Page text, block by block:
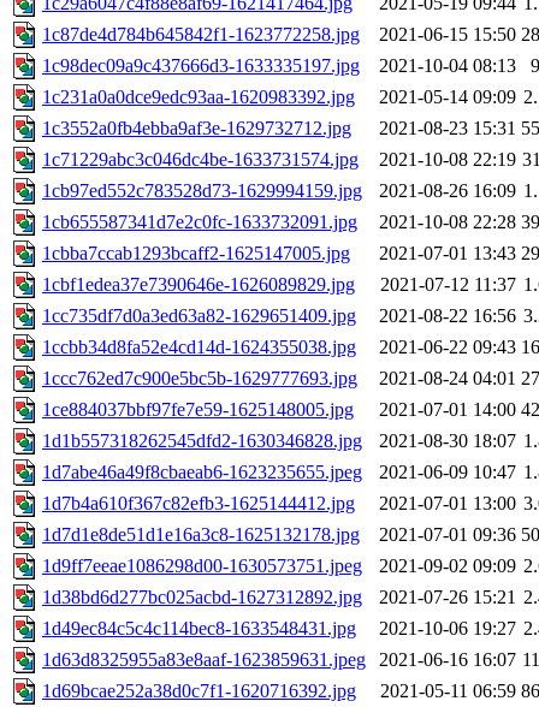
1c87de4d784b645842f1-1623772258.jpg
2021-06-15 15:50
1c98dec09a9c437666d3-1633335197.jpg
2021-10-04 08:13
1c231a0a0dce9edc93aa-1620983392.jpg
2021-05-14 09:09
1c3552a0fb4ebba9af3e-1629732712.jpg
2021-08-23 15:31
1c71229abc3c046dc4be-1633731574.jpg
2021-10-08 22:19
1cb97ed552c783528d73-1629994159.jpg
2021-08-26 16:09
1cb655587341d7e2c0fc-1633732091.jpg
2021-10-08 22:28
1cbba7ccab1293bcaff2-1625147005.jpg
2021-07-01 13:43
1cbf1edea37e7390646e-1626089829.jpg
2021-07-12 11:37
1cc735df7d0a3ed63a82-1629651409.jpg
2021-08-22 16:56
1ccbb34d8fa52e4cd14d-1624355038.jpg
2021-06-22 09:43
1ccc762ed7c900e5bc5b-1629777693.jpg
2021-08-24 04:01
1ce884037bbf97fe7e59-1625148005.jpg
2021-07-01 14:00
1d1b557318262545dfd2-1630346828.jpg
2021-08-30 18:07
1d7abe46a49f8cbaeab6-1623235655.jpeg
2021-06-09 10:47
1d7b4a610f367c82efb3-1625144412.jpg
2021-07-01 13:00
1d7d1e8de51d1e16a3c8-1625132178.jpg
2021-07-01 09:36
1d9ff7eeae1086298d00-1630573751.jpeg
2021-09-02 09:09
1d38bd6d277bc025acbd-1627312892.jpg
2021-07-26 15:21
1d49ec84c5c4c114bec8-1633548431.jpg
2021-10-06 19:27
1d63d8325955a83e8aaf-1623859631.jpeg
2021-06-16 16:07
1d69bcae252a38d0c7f1-1620716392.jpg
2021-05-11 06:59